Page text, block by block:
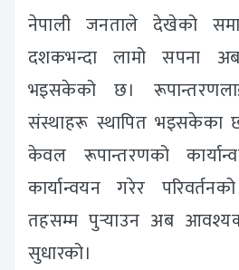
नेपाली जनताले देखेको
दशकभन्दा लामो सपना
भइसकेको छ।
संस्थाहरू स्थापित
केवल रूपान्तरणको
कार्यान्वयन गरेर
तहसम्म पुर्‍याउन अब आवश्यक
सुधारको।